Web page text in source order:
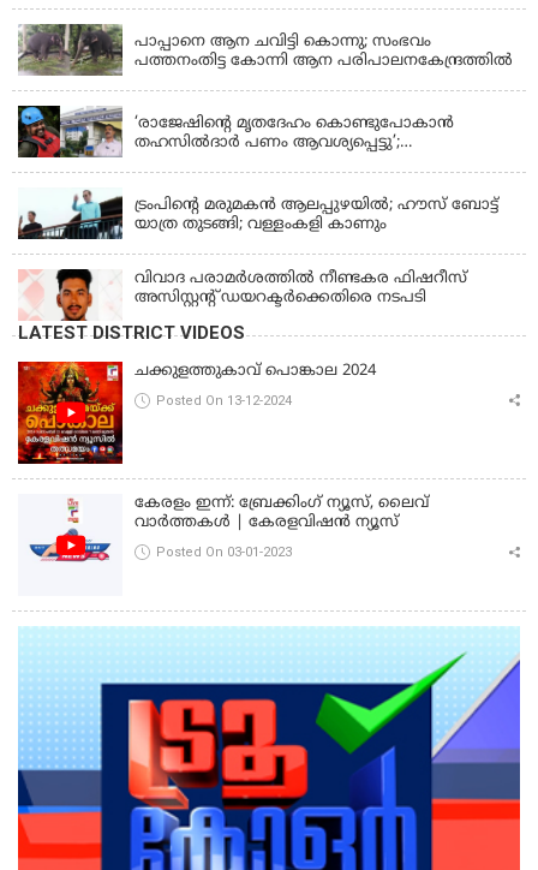
പാപ്പാനെ ആന ചവിട്ടി കൊന്നു; സംഭവം
പത്തനംതിട്ട കോന്നി ആന പരിപാലനകേന്ദ്രത്തിൽ
‘രാജേഷിന്‍റെ മൃതദേഹം കൊണ്ടുപോകാന്‍
തഹസില്‍ദാര്‍ പണം ആവശ്യപ്പെട്ടു’;
ട്രംപിന്റെ മരുമകന്‍ ആലപ്പുഴയില്‍; ഹൗസ് ബോട്ട്
യാത്ര തുടങ്ങി; വള്ളംകളി കാണും
വിവാദ പരാമര്‍ശത്തില്‍ നീണ്ടകര ഫിഷറീസ്
അസിസ്റ്റന്റ് ഡയറക്ടര്‍ക്കെതിരെ നടപടി
LATEST DISTRICT VIDEOS
ചക്കുളത്തുകാവ് പൊങ്കാല 2024
Posted On 13-12-2024
കേരളം ഇന്ന്: ബ്രേക്കിംഗ് ന്യൂസ്, ലൈവ്
വാർത്തകൾ | കേരളവിഷൻ ന്യൂസ്
Posted On 03-01-2023